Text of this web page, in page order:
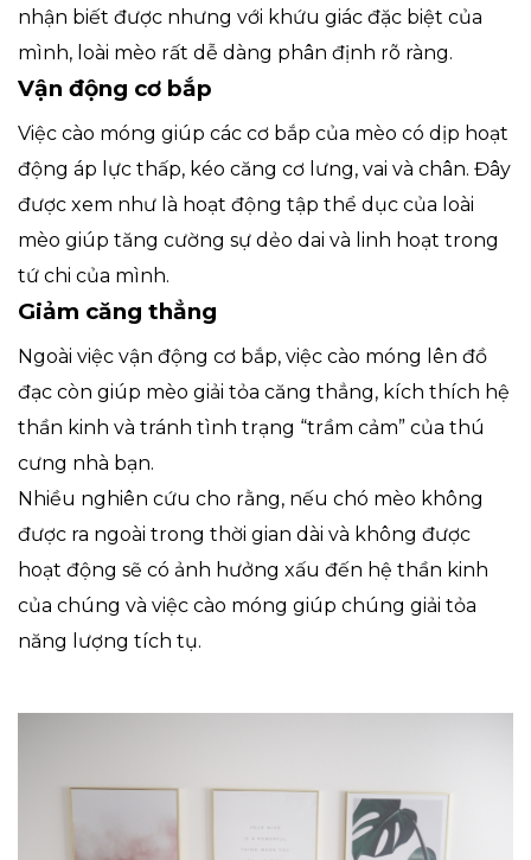
nhận biết được nhưng với khứu giác đặc biệt của
mình, loài mèo rất dễ dàng phân định rõ ràng.
Vận động cơ bắp
Việc cào móng giúp các cơ bắp của mèo có dịp hoạt
động áp lực thấp, kéo căng cơ lưng, vai và chân. Đây
được xem như là hoạt động tập thể dục của loài
mèo giúp tăng cường sự dẻo dai và linh hoạt trong
tứ chi của mình.
Giảm căng thẳng
Ngoài việc vận động cơ bắp, việc cào móng lên đồ
đạc còn giúp mèo giải tỏa căng thẳng, kích thích hệ
thần kinh và tránh tình trạng “trầm cảm” của thú
cưng nhà bạn.
Nhiều nghiên cứu cho rằng, nếu chó mèo không
được ra ngoài trong thời gian dài và không được
hoạt động sẽ có ảnh hưởng xấu đến hệ thần kinh
của chúng và việc cào móng giúp chúng giải tỏa
năng lượng tích tụ.